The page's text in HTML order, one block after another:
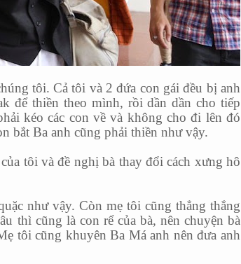
tôi. Cả tôi và 2 đứa con gái đều bị anh
để thiền theo mình, rồi dần dần cho tiếp
kéo các con về và không cho đi lên đó
bắt Ba anh cũng phải thiền như vậy.
tôi và đề nghị bà thay đổi cách xưng hô
như vậy. Còn mẹ tôi cũng thẳng thắng
thì cũng là con rể của bà, nên chuyện bà
tôi cũng khuyên Ba Má anh nên đưa anh